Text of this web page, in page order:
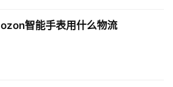
ozon智能手表用什么物流